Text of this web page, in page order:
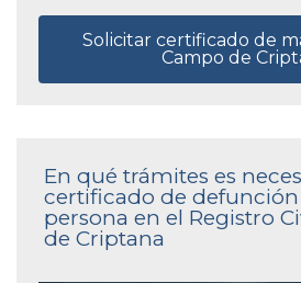
Solicitar certificado de
Campo de
En qué trámites es
certificado de
persona en el Registro
de Criptana